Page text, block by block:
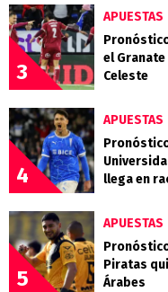
3
APUESTAS
el
Celeste
4
APUESTAS
llega en
5
APUESTAS
Piratas
Árabes